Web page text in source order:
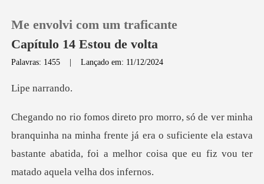
Loja
Histórico
Me envolvi com um traficante
Capítulo 14 Estou de volta
Palavras: 1455 |Lançado em: 11/12/2024
nar
na minha frente já era o suficiente ela estava
bastante abatida, fo